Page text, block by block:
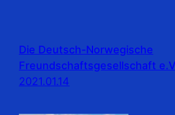
Die Deutsch-Norwegische
Freundschaftsgesellschaft
2021.01.14